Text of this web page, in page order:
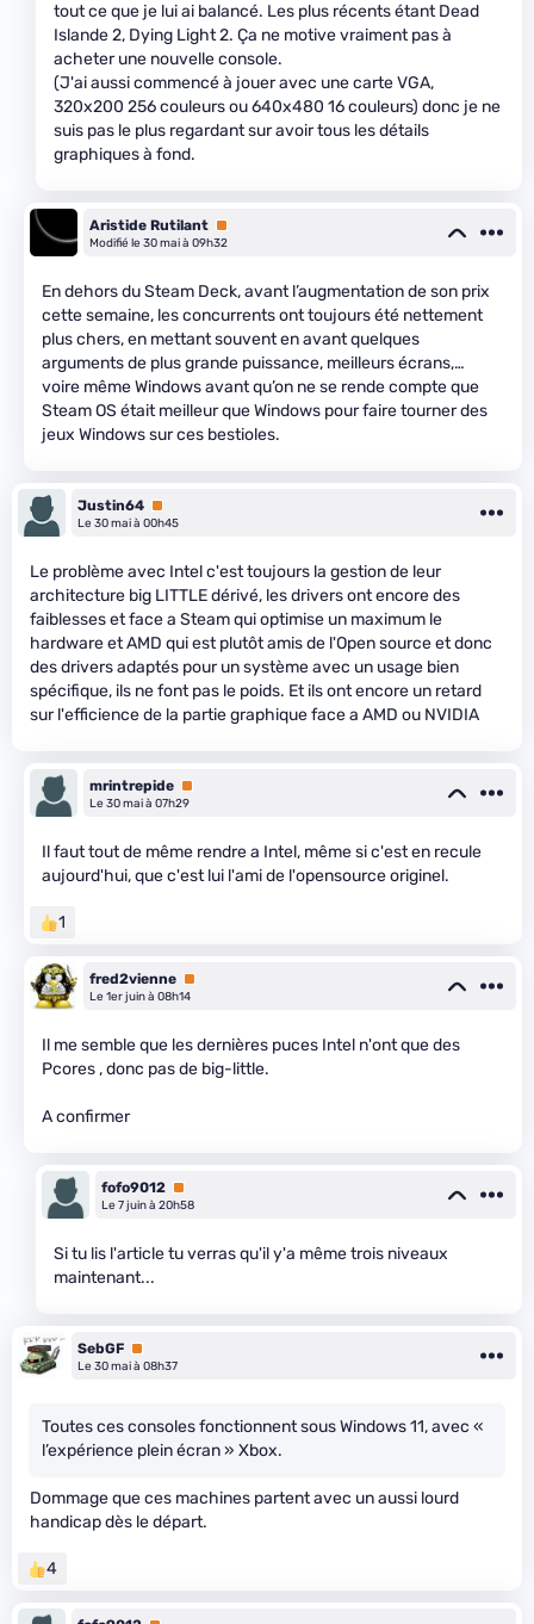
tout ce que je lui ai balancé. Les plus récents étant Dead
Islande 2, Dying Light 2. Ça ne motive vraiment pas à
acheter une nouvelle console.
(J'ai aussi commencé à jouer avec une carte VGA,
320x200 256 couleurs ou 640x480 16 couleurs) donc je ne
suis pas le plus regardant sur avoir tous les détails
graphiques à fond.
Aristide Rutilant Premium
Modifié le 30 mai à 09h32
En dehors du Steam Deck, avant l’augmentation de son prix
cette semaine, les concurrents ont toujours été nettement
plus chers, en mettant souvent en avant quelques
arguments de plus grande puissance, meilleurs écrans,…
voire même Windows avant qu’on ne se rende compte que
Steam OS était meilleur que Windows pour faire tourner des
jeux Windows sur ces bestioles.
Justin64 Premium
Le 30 mai à 00h45
Le problème avec Intel c'est toujours la gestion de leur
architecture big LITTLE dérivé, les drivers ont encore des
faiblesses et face a Steam qui optimise un maximum le
hardware et AMD qui est plutôt amis de l'Open source et donc
des drivers adaptés pour un système avec un usage bien
spécifique, ils ne font pas le poids. Et ils ont encore un retard
sur l'efficience de la partie graphique face a AMD ou NVIDIA
mrintrepide Premium
Le 30 mai à 07h29
Il faut tout de même rendre a Intel, même si c'est en recule
aujourd'hui, que c'est lui l'ami de l'opensource originel.
1
fred2vienne Premium
Le 1er juin à 08h14
Il me semble que les dernières puces Intel n'ont que des
Pcores , donc pas de big-little.
A confirmer
fofo9012 Premium
Le 7 juin à 20h58
Si tu lis l'article tu verras qu'il y'a même trois niveaux
maintenant...
SebGF Premium
Le 30 mai à 08h37
Toutes ces consoles fonctionnent sous Windows 11, avec «
l’expérience plein écran » Xbox.
Dommage que ces machines partent avec un aussi lourd
handicap dès le départ.
4